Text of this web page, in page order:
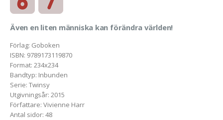
Även en liten människa kan förändra världen!
Förlag: Goboken
ISBN: 9789173119870
Format: 234x234
Bandtyp: Inbunden
Serie: Twinsy
Utgivningsår: 2015
Författare: Vivienne Harr
Antal sidor: 48